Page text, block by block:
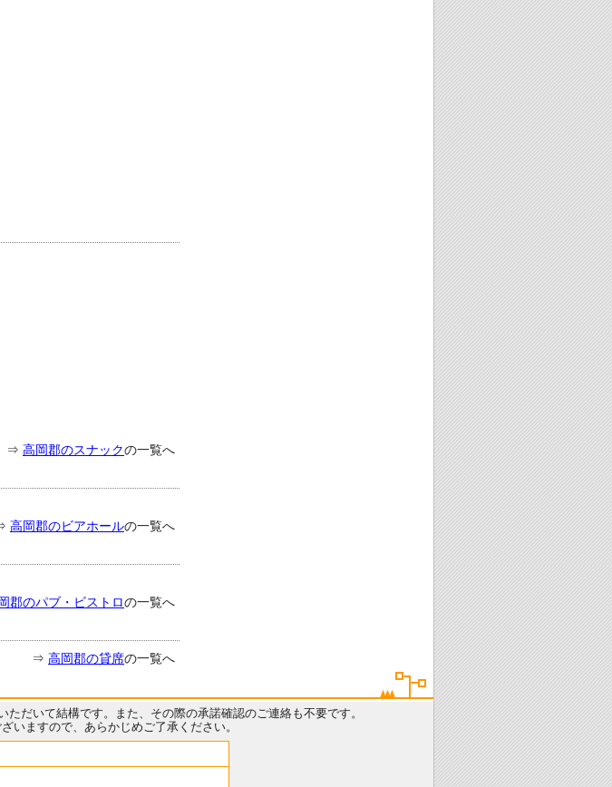
⇒ 高岡郡のスナックの一覧へ
高岡郡のビアホールの一覧へ
郡のパブ・ビストロの一覧へ
⇒ 高岡郡の貸席の一覧へ
だいて結構です。また、その際の承諾確認のご連絡も不要です。
いますので、あらかじめご了承ください。